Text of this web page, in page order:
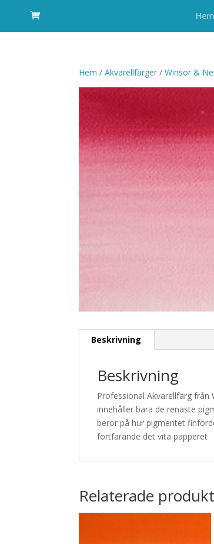
Hem
Hem /Akvarellfärger /Winsor &
Beskrivning
Beskrivning
Professional Akvarellfärg
innehåller bara de renaste
beror på hur pigmentet
fortfarande det vita papperet
Relaterade